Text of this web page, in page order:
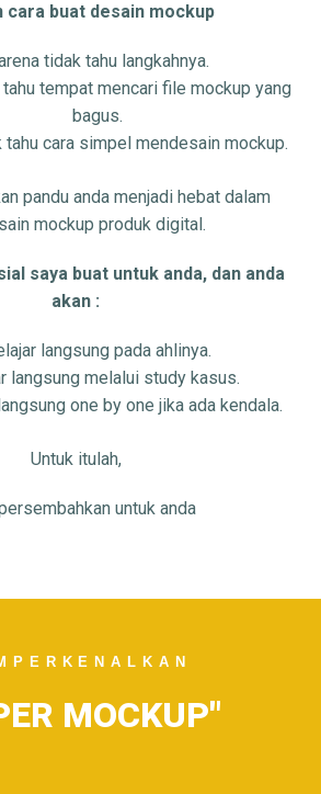
cara buat desain mockup
tidak tahu langkahnya.
tempat mencari file mockup yang
bagus.
tahu cara simpel mendesain mockup.
pandu anda menjadi hebat dalam
mockup produk digital.
saya buat untuk anda, dan anda
akan :
langsung pada ahlinya.
langsung melalui study kasus.
one by one jika ada kendala.
Untuk itulah,
untuk anda
MOCKUP"